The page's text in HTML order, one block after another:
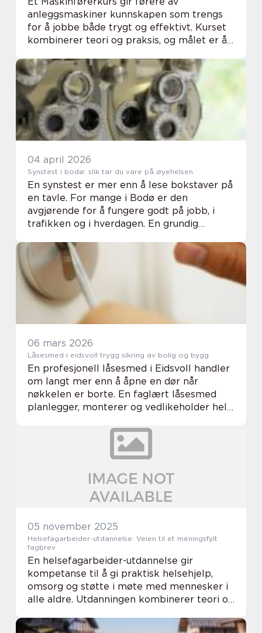
anleggsmaskiner kunnskapen som trengs
for å jobbe både trygt og effektivt. Kurset
kombinerer teori og praksis, og målet er å
sikre at arbeidsgiver oppfyller krav fra
Arbeids...
04 april 2026
Synstest i bodø: slik tar du vare på øyehelsen
En synstest er mer enn å lese bokstaver på
en tavle. For mange i Bodø er den
avgjørende for å fungere godt på jobb, i
trafikken og i hverdagen. En grundig
fra endringer i styrke til tidlige tegn på
øyesykdom, le...
06 mars 2026
Låsesmed i eidsvoll trygg sikring av bolig og bygg
En profesjonell låsesmed i Eidsvoll handler
om langt mer enn å åpne en dør når
nøkkelen er borte. En faglært låsesmed
planlegger, monterer og vedlikeholder hele
For boligeiere, borettslag og bedrifter på
05 november 2025
Helsefagarbeider-utdannelse: Veien til et meningsfylt
fagbrev
En helsefagarbeider-utdannelse gir
kompetanse til å gi praktisk helsehjelp,
omsorg og støtte i møte med mennesker i
alle aldre. Utdanningen kombinerer teori og
velger fleksible løp ...